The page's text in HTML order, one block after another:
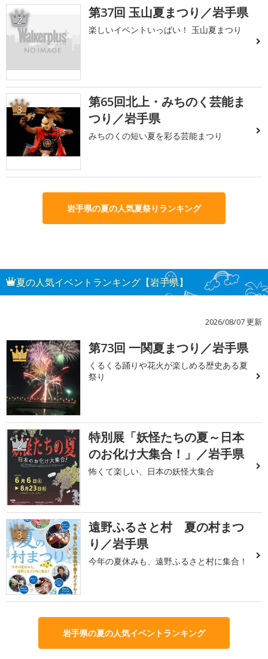
2 第37回 玉山夏まつり／岩手県
楽しいイベントいっぱい！ 玉山夏まつり
3
第65回北上・みちのく芸能ま
つり／岩手県
みちのくの短い夏を彩る芸能まつり
岩手県の夏の人気夏祭りランキング
夏の人気イベントランキング【岩手県】
2026/08/07 更新
1 第73回 一関夏まつり／岩手県
くるくる踊りや花火が楽しめる歴史ある夏
祭り
2
特別展「妖怪たちの夏～日本
のお化け大集合！」／岩手県
怖くて楽しい、日本の妖怪大集合
3
遠野ふるさと村 夏の村まつ
り／岩手県
今年の夏休みも、遠野ふるさと村に集合！
岩手県の夏の人気イベントランキング